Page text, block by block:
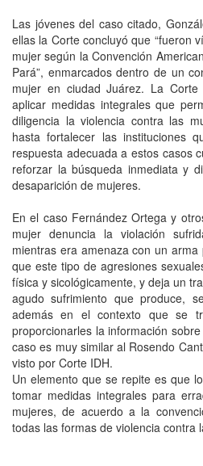
Las jóvenes del caso citado,
ellas la Corte concluyó que “fueron
mujer según la Convención
Pará”, enmarcados dentro de un
mujer en ciudad Juárez. La
aplicar medidas integrales que
diligencia la violencia contra las
hasta fortalecer las instituciones
respuesta adecuada a estos casos
reforzar la búsqueda inmediata y
desaparición de mujeres.
En el caso Fernández Ortega y
mujer denuncia la violación
mientras era amenaza con un
que este tipo de agresiones
física y sicológicamente, y deja un
agudo sufrimiento que produce,
además en el contexto que se
proporcionarles la información
caso es muy similar al Rosendo
visto por Corte IDH.
Un elemento que se repite es que
tomar medidas integrales para
mujeres, de acuerdo a la
todas las formas de violencia contra